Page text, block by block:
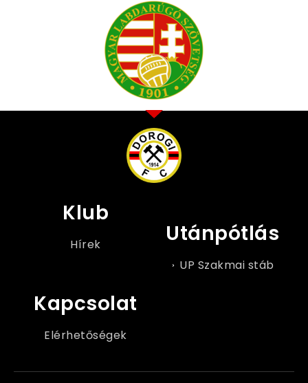
Klub
Hírek Utánpótlás
UP Szakmai stáb
Kapcsolat
Elérhetőségek